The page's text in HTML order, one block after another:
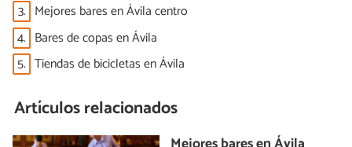
3. Mejores bares en Ávila centro
4. Bares de copas en Ávila
5. Tiendas de bicicletas en Ávila
Artículos relacionados